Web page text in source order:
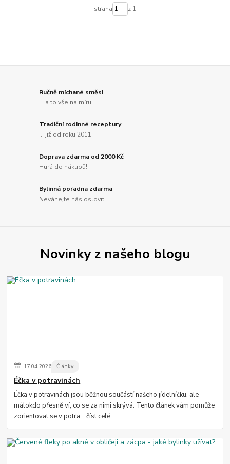
strana z 1
Ručně míchané směsi
... a to vše na míru
Tradiční rodinné receptury
... již od roku 2011
Doprava zdarma od 2000 Kč
Hurá do nákupů!
Bylinná poradna zdarma
Neváhejte nás oslovit!
Novinky z našeho blogu
17.04.2026 Články
Éčka v potravinách
Éčka v potravinách jsou běžnou součástí našeho jídelníčku, ale
málokdo přesně ví, co se za nimi skrývá. Tento článek vám pomůže
zorientovat se v potra...číst celé